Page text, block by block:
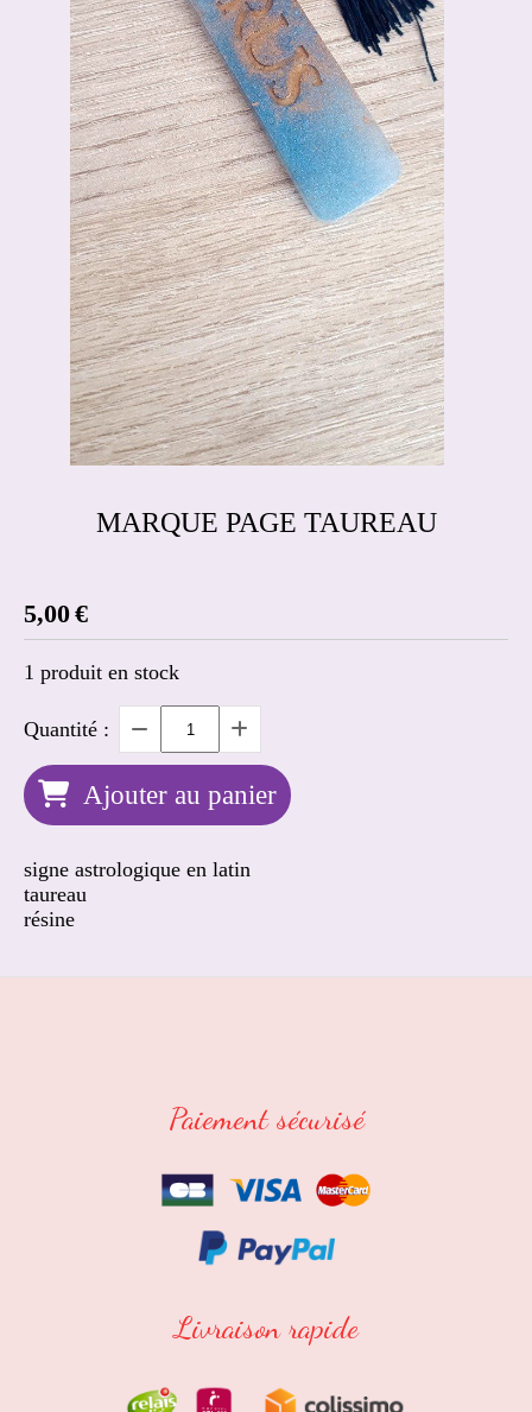
MARQUE PAGE TAUREAU
5,00€
1 produit en stock
Quantité :
Ajouter au panier
signe astrologique en latin
taureau
résine
Paiement sécurisé
Livraison rapide